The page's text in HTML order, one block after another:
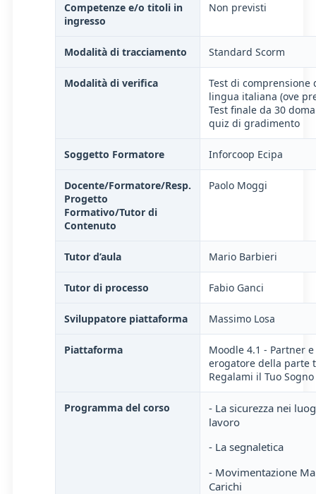
Competenze e/o titoli in
ingresso
Non previsti
Modalità di tracciamento Standard Scorm
Modalità di verifica
Test di comprensione
lingua italiana (ove
Test finale da 30
quiz di gradimento
Soggetto Formatore Inforcoop Ecipa
Docente/Formatore/Resp.
Progetto
Formativo/Tutor di
Contenuto
Paolo Moggi
Tutor d’aula Mario Barbieri
Tutor di processo Fabio Ganci
Sviluppatore piattaforma Massimo Losa
Piattaforma
Moodle 4.1 - Partner
erogatore della parte
Regalami il Tuo
Programma del corso
- La sicurezza nei
lavoro
- La segnaletica
- Movimentazione
Carichi